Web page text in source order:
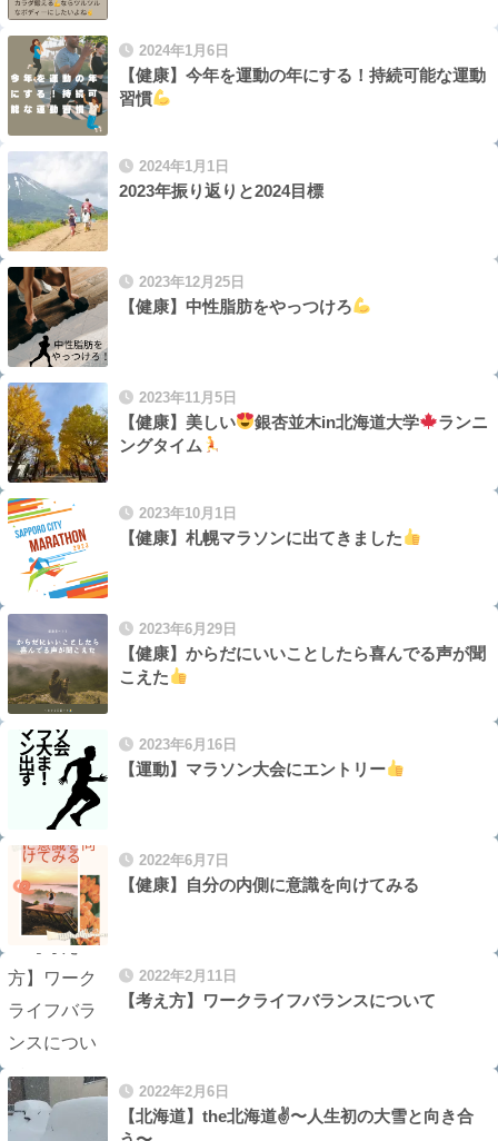
2024年1月6日
【健康】今年を運動の年にする！持続可能な運動
習慣
2024年1月1日
2023年振り返りと2024目標
2023年12月25日
【健康】中性脂肪をやっつけろ
2023年11月5日
【健康】美しい 銀杏並木in北海道大学
ランニ
ングタイム
2023年10月1日
【健康】札幌マラソンに出てきました
2023年6月29日
【健康】からだにいいことしたら喜んでる声が聞
こえた
2023年6月16日
【運動】マラソン大会にエントリー
2022年6月7日
【健康】自分の内側に意識を向けてみる
2022年2月11日
【考え方】ワークライフバランスについて
2022年2月6日
【北海道】the北海道✌️〜人生初の大雪と向き合